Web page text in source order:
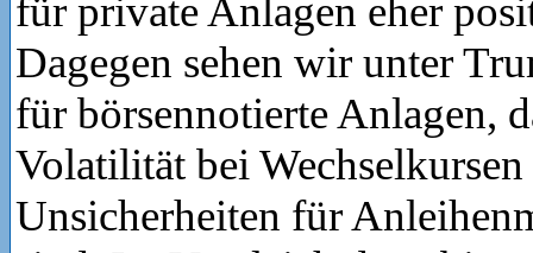
für private Anlagen eher
Dagegen sehen wir unter
für börsennotierte Anlagen,
Volatilität bei
Unsicherheiten für